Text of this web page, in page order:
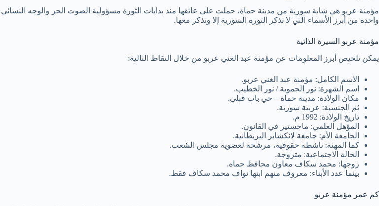
مؤمنة عربو هي شابة سورية من مدينة حماة، حملت على عاتقها منذ بدايات الثورة مسؤولية الصوت الحر والوجه
واحدة من أبرز الأسماء التي لا تذكر الثورة السورية إلا وتذكر معها.
مؤمنة عربو السيرة الذاتية
يمكن تلخيص أبرز المعلومات عن مؤمنة عبد الغني عربو من خلال النقاط التالية:
الاسم الكامل: مؤمنة عبد الغني عربو.
اسم الشهرة: نور الحموية / نور الخطيب.
مكان الولادة: مدينة حماة – حي باب قبلي.
ثم الجنسية: عربية سورية.
تاريخ الولادة: 1992 م.
المؤهل العلمي: ماجستير في القانون.
الجامعة الأم: جامعة لانكشاير البريطانية.
كما المهنة: ناشطة حقوقية، مرشحة لعضوية مجلس الشعب.
الحالة الاجتماعية: متزوجة.
زوجها: محمد سكاف معاون محافظ حماه.
بينما عدد الأبناء: معروف منهم ابنها نواف محمد سكاف فقط.
كم عمر مؤمنة عربو